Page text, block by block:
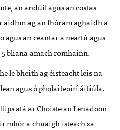
an andúil agus an costas
aidhm ag an fhóram aghaidh a
an ceantar a neartú agus
bliana amach romhainn.
le bheith ag éisteacht leis na
agus ó pholaiteoirí áitiúla.
atá ar Choiste an Lenadoon
mhór a chuaigh isteach sa